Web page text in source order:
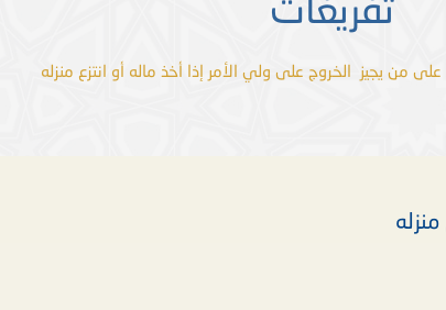
تفريغات
على من يجيز الخروج على ولي الأمر إذا أخذ ماله أو انتزع منزله